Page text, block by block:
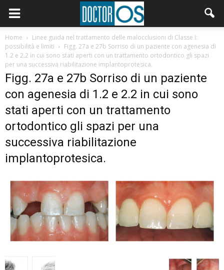
Home
Linee guida nel trattamento delle malocclusioni di Classe I:
possibilità e limiti
Figg. 27a e 27b Sorriso di un paziente con agenesia di
1.2 e 2.2 in cui sono stati aperti con un trattamento ortodontico gli spazi
per una successiva riabilitazione implantoprotesica.
Figg. 27a e 27b Sorriso di un paziente
con agenesia di 1.2 e 2.2 in cui sono
stati aperti con un trattamento
ortodontico gli spazi per una
successiva riabilitazione
implantoprotesica.